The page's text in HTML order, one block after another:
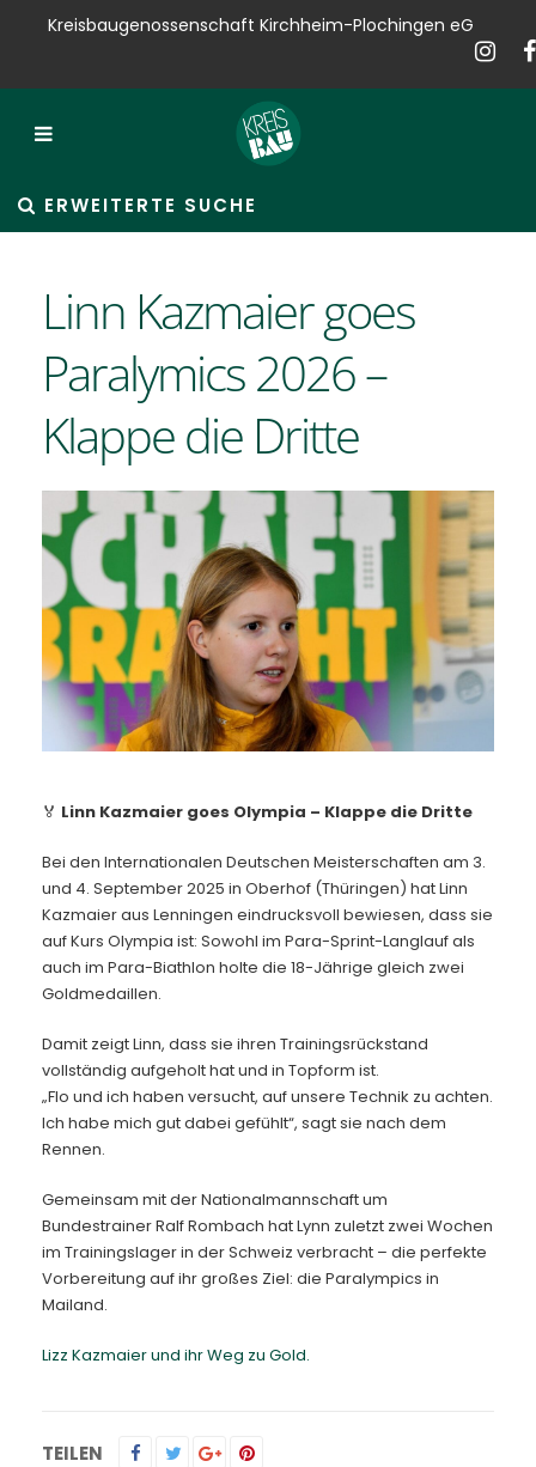
Bauen
Verwalten
Hausservice
Service
News
Kontakt
Kreisbaugenossenschaft Kirchheim-Plochingen eG
ERWEITERTE SUCHE
Linn Kazmaier goes
Paralymics 2026 –
Klappe die Dritte
🏅 Linn Kazmaier goes Olympia – Klappe die Dritte
Bei den Internationalen Deutschen Meisterschaften am 3.
und 4. September 2025 in Oberhof (Thüringen) hat Linn
Kazmaier aus Lenningen eindrucksvoll bewiesen, dass sie
auf Kurs Olympia ist: Sowohl im Para-Sprint-Langlauf als
auch im Para-Biathlon holte die 18-Jährige gleich zwei
Goldmedaillen.
Damit zeigt Linn, dass sie ihren Trainingsrückstand
vollständig aufgeholt hat und in Topform ist.
„Flo und ich haben versucht, auf unsere Technik zu achten.
Ich habe mich gut dabei gefühlt“, sagt sie nach dem
Rennen.
Gemeinsam mit der Nationalmannschaft um
Bundestrainer Ralf Rombach hat Lynn zuletzt zwei Wochen
im Trainingslager in der Schweiz verbracht – die perfekte
Vorbereitung auf ihr großes Ziel: die Paralympics in
Mailand.
Lizz Kazmaier und ihr Weg zu Gold.
TEILEN